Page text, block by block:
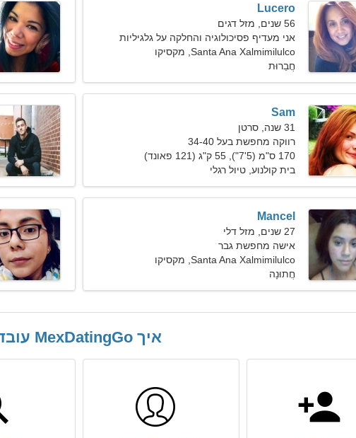
Lucero
56 שנים, מזל דגים
אני מעדיף פסיכולוגיה והחלקה על גלגיליות
Santa Ana Xalmimilulco, מקסיקו
חֲבֵרוּת
Sam
31 שנה, סרטן
רווקה מחפשת בעל 34-40
170 ס"מ (5'7"), 55 ק"ג (121 פאונד)
בית קולנוע, טיול רגלי
Mancel
27 שנים, מזל דלי
אישה מחפשת גבר
Santa Ana Xalmimilulco, מקסיקו
חֲתוּנָה
איך MexDatingGo עובד